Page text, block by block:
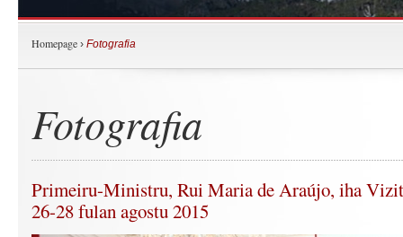
Homepage › Fotografia
Fotografia
Primeiru-Ministru, Rui Maria de Araújo, iha
26-28 fulan agostu 2015